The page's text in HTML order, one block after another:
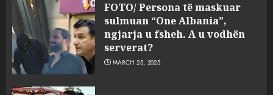
FOTO/ Persona të maskuar
sulmuan “One Albania”,
ngjarja u fsheh. A u vodhën
serverat?
MARCH 25, 2025